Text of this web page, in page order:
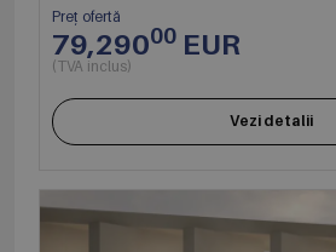
Preț ofertă
79,29000 EUR
(TVA inclus)
Vezi detalii